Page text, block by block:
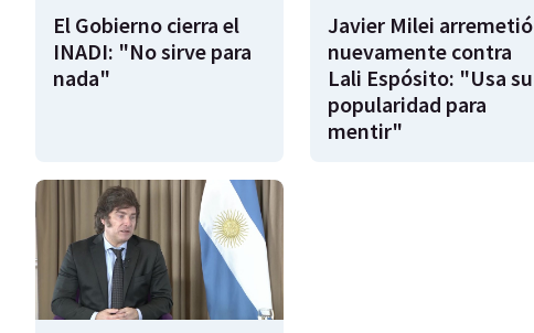
El Gobierno cierra el
INADI: "No sirve para
nada"
Javier Milei arremetió
nuevamente contra
Lali Espósito: "Usa su
popularidad para
mentir"